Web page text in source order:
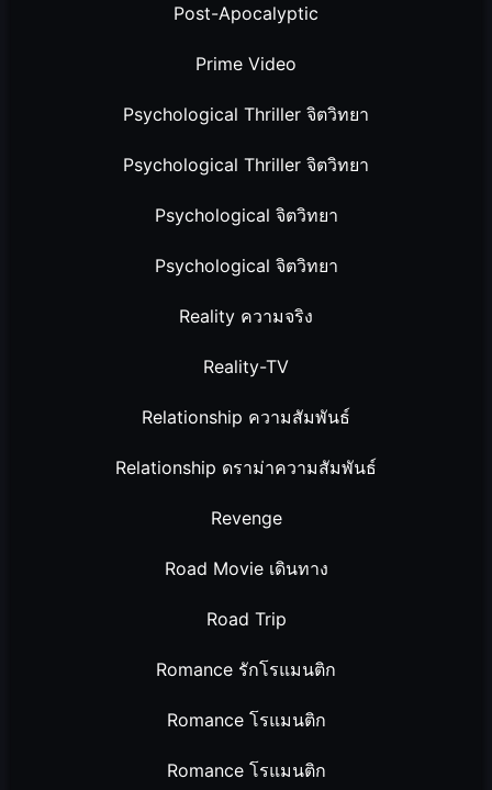
Post-Apocalyptic
Prime Video
Psychological Thriller จิตวิทยา
Psychological Thriller จิตวิทยา
Psychological จิตวิทยา
Psychological จิตวิทยา
Reality ความจริง
Reality-TV
Relationship ความสัมพันธ์
Relationship ดราม่าความสัมพันธ์
Revenge
Road Movie เดินทาง
Road Trip
Romance รักโรแมนติก
Romance โรแมนติก
Romance โรแมนติก